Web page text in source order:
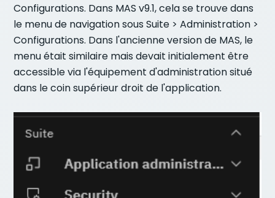
Configurations. Dans MAS v9.1, cela se trouve dans
le menu de navigation sous Suite > Administration >
Configurations. Dans l'ancienne version de MAS, le
menu était similaire mais devait initialement être
accessible via l'équipement d'administration situé
dans le coin supérieur droit de l'application.